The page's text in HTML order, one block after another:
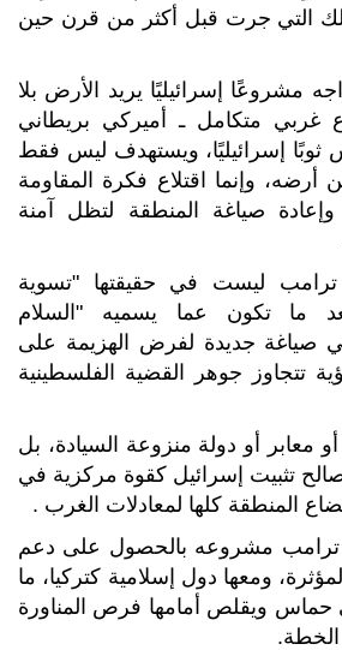
التي جرت قبل أكثر من قرن حين
مشروعًا إسرائيليًا يريد الأرض بلا
غربي متكامل ـ أميركي بريطاني
ثوبًا إسرائيليًا، ويستهدف ليس فقط
أرضه، وإنما اقتلاع فكرة المقاومة
صياغة المنطقة لتظل آمنة
ترامب ليست في حقيقتها "تسوية
ما تكون عما يسميه "السلام
صياغة جديدة لفرض الهزيمة على
تتجاوز جوهر القضية الفلسطينية
معابر أو دولة منزوعة السيادة، بل
تثبيت إسرائيل كقوة مركزية في
المنطقة كلها لمعادلات الغرب .
ترامب مشروعه بالحصول على دعم
ومعها دول إسلامية كتركيا، ما
ويقلص أمامها فرص المناورة
الخطة.